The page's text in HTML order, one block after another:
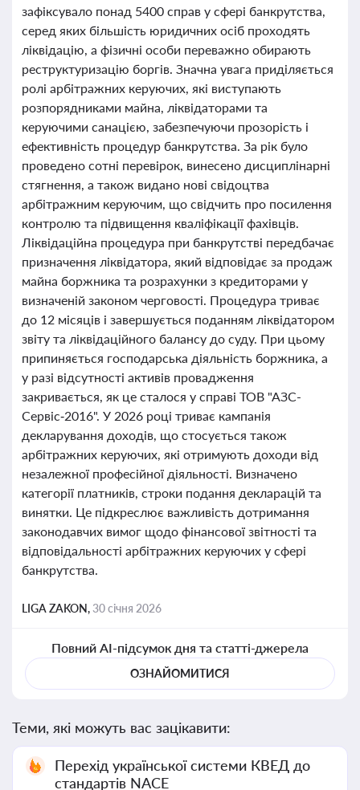
зафіксувало понад 5400 справ у сфері банкрутства,
серед яких більшість юридичних осіб проходять
ліквідацію, а фізичні особи переважно обирають
реструктуризацію боргів. Значна увага приділяється
ролі арбітражних керуючих, які виступають
розпорядниками майна, ліквідаторами та
керуючими санацією, забезпечуючи прозорість і
ефективність процедур банкрутства. За рік було
проведено сотні перевірок, винесено дисциплінарні
стягнення, а також видано нові свідоцтва
арбітражним керуючим, що свідчить про посилення
контролю та підвищення кваліфікації фахівців.
Ліквідаційна процедура при банкрутстві передбачає
призначення ліквідатора, який відповідає за продаж
майна боржника та розрахунки з кредиторами у
визначеній законом черговості. Процедура триває
до 12 місяців і завершується поданням ліквідатором
звіту та ліквідаційного балансу до суду. При цьому
припиняється господарська діяльність боржника, а
у разі відсутності активів провадження
закривається, як це сталося у справі ТОВ "АЗС-
Сервіс‑2016". У 2026 році триває кампанія
декларування доходів, що стосується також
арбітражних керуючих, які отримують доходи від
незалежної професійної діяльності. Визначено
категорії платників, строки подання декларацій та
винятки. Це підкреслює важливість дотримання
законодавчих вимог щодо фінансової звітності та
відповідальності арбітражних керуючих у сфері
банкрутства.
LIGA ZAKON,30 січня 2026
Повний AI-підсумок дня та статті-джерела
ОЗНАЙОМИТИСЯ
Теми, які можуть вас зацікавити:
Перехід української системи КВЕД до
стандартів NACE